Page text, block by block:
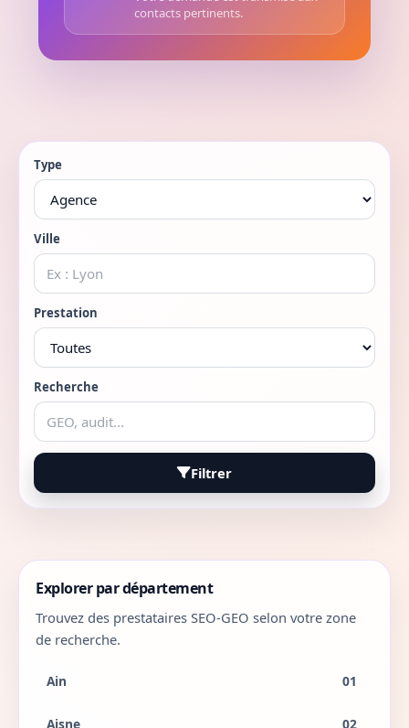
contacts pertinents.
Type
Ville
Prestation
Recherche
Filtrer
Explorer par département
Trouvez des prestataires SEO-GEO selon votre zone
de recherche.
Ain 01
Aisne 02